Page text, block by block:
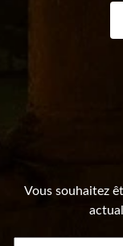
Vous souhaitez